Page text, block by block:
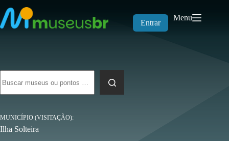
para
o
conteúdo
Entrar
Menu
resultados
MUNICÍPIO (VISITAÇÃO)
Ilha Solteira